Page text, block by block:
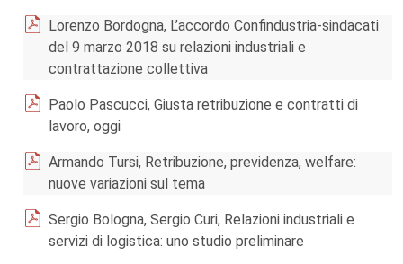
Lorenzo Bordogna, L’accordo Confindustria-sindacati
del 9 marzo 2018 su relazioni industriali e
contrattazione collettiva
Paolo Pascucci, Giusta retribuzione e contratti di
lavoro, oggi
Armando Tursi, Retribuzione, previdenza, welfare:
nuove variazioni sul tema
Sergio Bologna, Sergio Curi, Relazioni industriali e
servizi di logistica: uno studio preliminare